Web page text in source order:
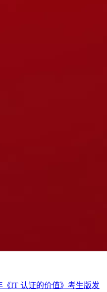
《IT 认证的价值》考生版发